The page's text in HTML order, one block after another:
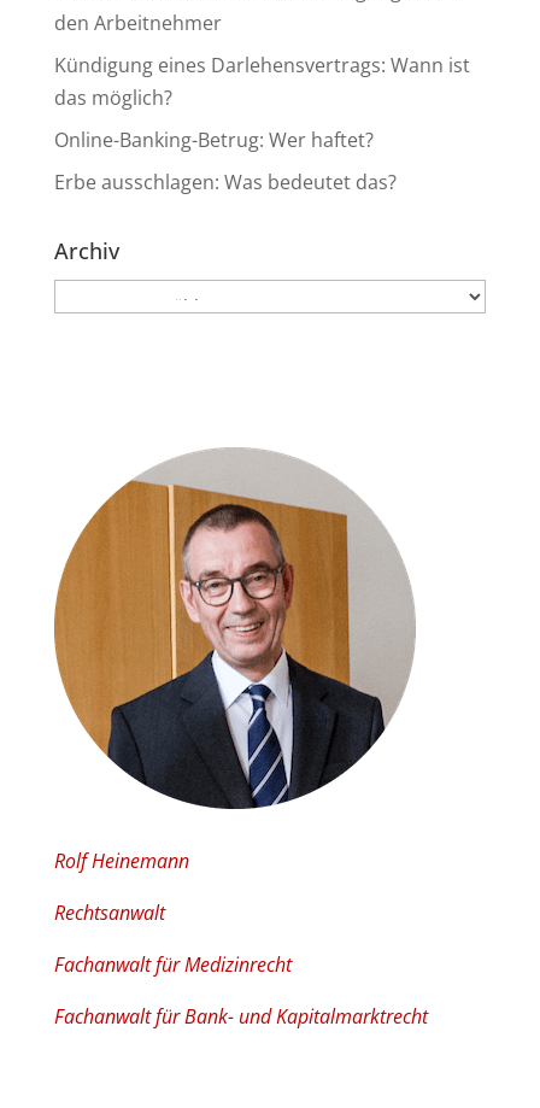
den Arbeitnehmer
Kündigung eines Darlehensvertrags: Wann ist
das möglich?
Online-Banking-Betrug: Wer haftet?
Erbe ausschlagen: Was bedeutet das?
Archiv
Rolf Heinemann
Rechtsanwalt
Fachanwalt für Medizinrecht
Fachanwalt für Bank- und Kapitalmarktrecht